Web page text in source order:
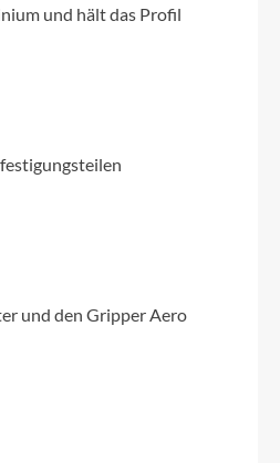
und hält das Profil
und den Gripper Aero